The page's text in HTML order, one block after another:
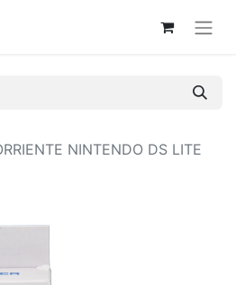
NINTENDO DS LITE